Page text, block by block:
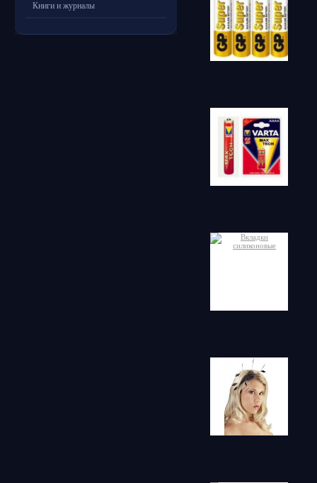
Книги и журналы